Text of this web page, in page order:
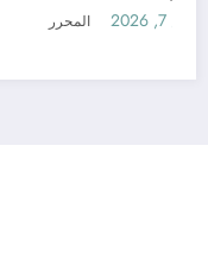
أغسطس 7, 2026